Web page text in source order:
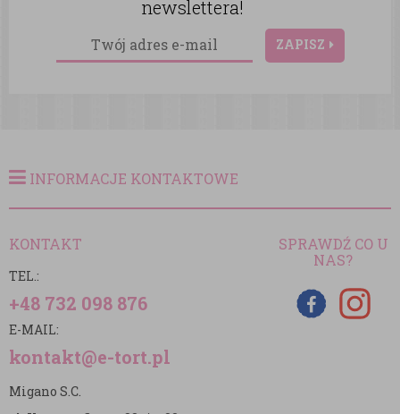
newslettera!
ZAPISZ
INFORMACJE KONTAKTOWE
KONTAKT
TEL.:
+48 732 098 876
E-MAIL:
kontakt@e-tort.pl
Migano S.C.
SPRAWDŹ CO U
NAS?